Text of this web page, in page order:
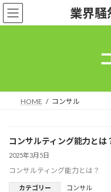
コ
ン
ナ
ビ
業界騒
HOME コンサル
コンサルティング能力とは
2025年3月5日
コンサルティング能力とは？
カテゴリー コンサル